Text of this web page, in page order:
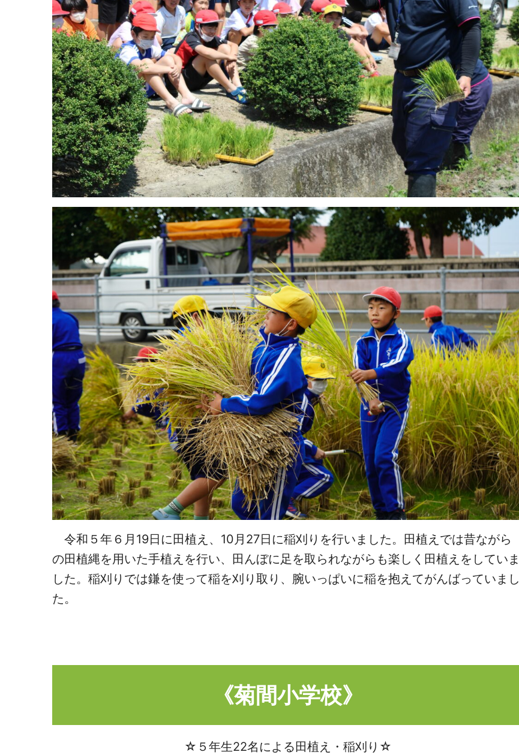
令和５年６月19日に田植え、10月27日に稲刈りを行いました。田植えでは昔ながら
の田植縄を用いた手植えを行い、田んぼに足を取られながらも楽しく田植えをしていま
した。稲刈りでは鎌を使って稲を刈り取り、腕いっぱいに稲を抱えてがんばっていまし
た。
《菊間小学校》
☆５年生22名による田植え・稲刈り☆